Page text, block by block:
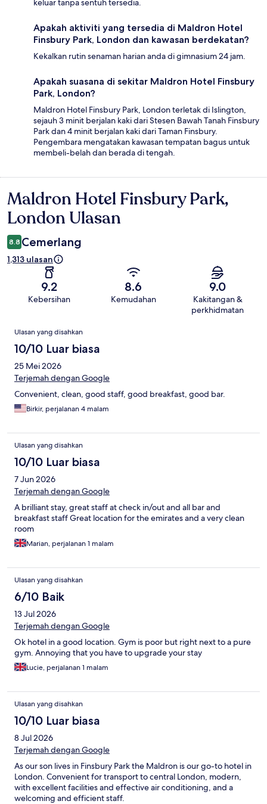
keluar tanpa sentuh tersedia.
Apakah aktiviti yang tersedia di Maldron Hotel
Finsbury Park, London dan kawasan berdekatan?
Kekalkan rutin senaman harian anda di gimnasium 24 jam.
Apakah suasana di sekitar Maldron Hotel Finsbury
Park, London?
Maldron Hotel Finsbury Park, London terletak di Islington,
sejauh 3 minit berjalan kaki dari Stesen Bawah Tanah Finsbury
Park dan 4 minit berjalan kaki dari Taman Finsbury.
Pengembara mengatakan kawasan tempatan bagus untuk
membeli-belah dan berada di tengah.
Ulasan
Maldron Hotel Finsbury Park,
London Ulasan
8.8 Cemerlang
1,313 ulasan
9.2
Kebersihan
8.6
Kemudahan
9.0
Kakitangan &
perkhidmatan
Ulasan
Ulasan yang disahkan
10/10 Luar biasa
25 Mei 2026
Terjemah dengan Google
Convenient, clean, good staff, good breakfast, good bar.
Birkir, perjalanan 4 malam
Ulasan yang disahkan
10/10 Luar biasa
7 Jun 2026
Terjemah dengan Google
A brilliant stay, great staff at check in/out and all bar and
breakfast staff Great location for the emirates and a very clean
room
Marian, perjalanan 1 malam
Ulasan yang disahkan
6/10 Baik
13 Jul 2026
Terjemah dengan Google
Ok hotel in a good location. Gym is poor but right next to a pure
gym. Annoying that you have to upgrade your stay
Lucie, perjalanan 1 malam
Ulasan yang disahkan
10/10 Luar biasa
8 Jul 2026
Terjemah dengan Google
As our son lives in Finsbury Park the Maldron is our go-to hotel in
London. Convenient for transport to central London, modern,
with excellent facilities and effective air conditioning, and a
welcoming and efficient staff.